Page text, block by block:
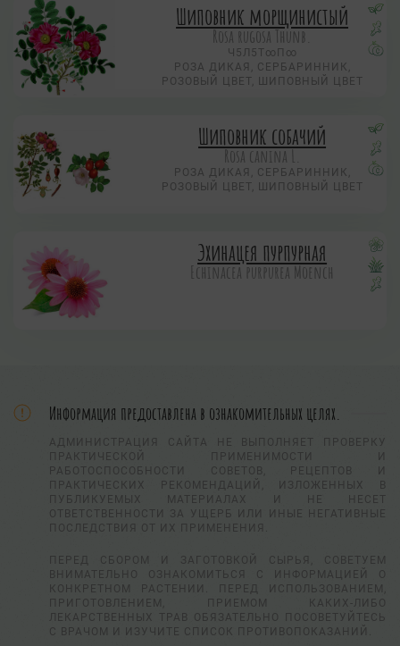
Шиповник морщинистый
Rosa rugosa Thunb.
Ч5Л5Т∞П∞
РОЗА ДИКАЯ, СЕРБАРИННИК,
РОЗОВЫЙ ЦВЕТ, ШИПОВНЫЙ ЦВЕТ
Шиповник собачий
Rosa canina L.
РОЗА ДИКАЯ, СЕРБАРИННИК,
РОЗОВЫЙ ЦВЕТ, ШИПОВНЫЙ ЦВЕТ
Эхинацея пурпурная
Echinacea purpurea Moench
Информация предоставлена в ознакомительных целях.
АДМИНИСТРАЦИЯ САЙТА НЕ ВЫПОЛНЯЕТ ПРОВЕРКУ
ПРАКТИЧЕСКОЙ ПРИМЕНИМОСТИ И
РАБОТОСПОСОБНОСТИ СОВЕТОВ, РЕЦЕПТОВ И
ПРАКТИЧЕСКИХ РЕКОМЕНДАЦИЙ, ИЗЛОЖЕННЫХ В
ПУБЛИКУЕМЫХ МАТЕРИАЛАХ И НЕ НЕСЕТ
ОТВЕТСТВЕННОСТИ ЗА УЩЕРБ ИЛИ ИНЫЕ НЕГАТИВНЫЕ
ПОСЛЕДСТВИЯ ОТ ИХ ПРИМЕНЕНИЯ.
ПЕРЕД СБОРОМ И ЗАГОТОВКОЙ СЫРЬЯ, СОВЕТУЕМ
ВНИМАТЕЛЬНО ОЗНАКОМИТЬСЯ С ИНФОРМАЦИЕЙ О
КОНКРЕТНОМ РАСТЕНИИ. ПЕРЕД ИСПОЛЬЗОВАНИЕМ,
ПРИГОТОВЛЕНИЕМ, ПРИЕМОМ КАКИХ-ЛИБО
ЛЕКАРСТВЕННЫХ ТРАВ ОБЯЗАТЕЛЬНО ПОСОВЕТУЙТЕСЬ
С ВРАЧОМ И ИЗУЧИТЕ СПИСОК ПРОТИВОПОКАЗАНИЙ.